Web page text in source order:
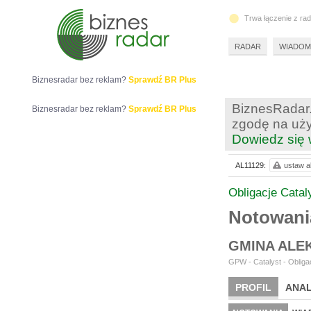
zgodę na
Dowiedz się
Obligacje
GMINA
GPW - Catalyst -
PROFIL
AL11129: ustaw
Biznesradar bez reklam? Sprawdź BR Plus
Biznesradar bez reklam? Sprawdź BR Plus
Trwa łączenie z
RADAR